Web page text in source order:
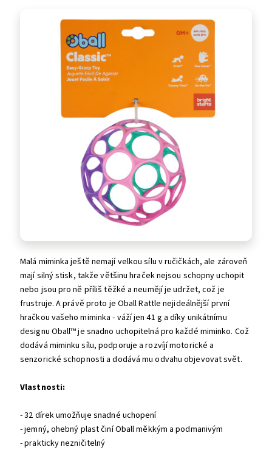
Malá miminka ještě nemají velkou sílu v ručičkách, ale zároveň
mají silný stisk, takže většinu hraček nejsou schopny uchopit
nebo jsou pro ně příliš těžké a neumějí je udržet, což je
frustruje. A právě proto je Oball Rattle nejideálnější první
hračkou vašeho miminka - váží jen 41 g a díky unikátnímu
designu Oball™ je snadno uchopitelná pro každé miminko. Což
dodává miminku sílu, podporuje a rozvíjí motorické a
senzorické schopnosti a dodává mu odvahu objevovat svět.
Vlastnosti:
- 32 dírek umožňuje snadné uchopení
- jemný, ohebný plast činí Oball měkkým a podmanivým
- prakticky nezničitelný